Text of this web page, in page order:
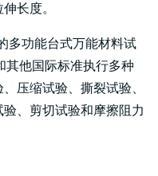
长度。
多功能台式万能材料试
他国际标准执行多种
压缩试验、撕裂试验、
、剪切试验和摩擦阻力